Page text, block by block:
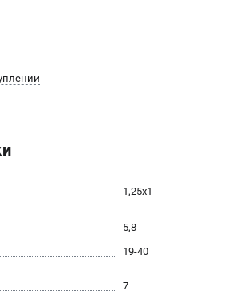
1,25х1
5,8
19-40
7